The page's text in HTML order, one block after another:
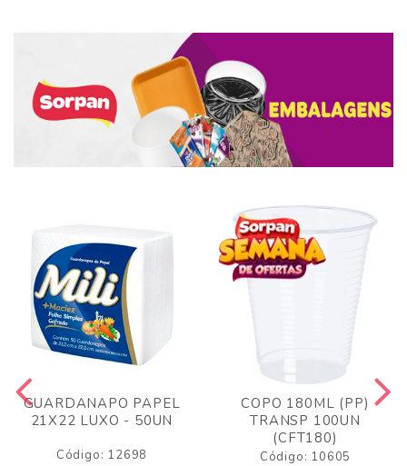
GUARDANAPO PAPEL
21X22 LUXO - 50UN
Código: 12698
COPO 180ML (PP)
TRANSP 100UN
(CFT180)
Código: 10605